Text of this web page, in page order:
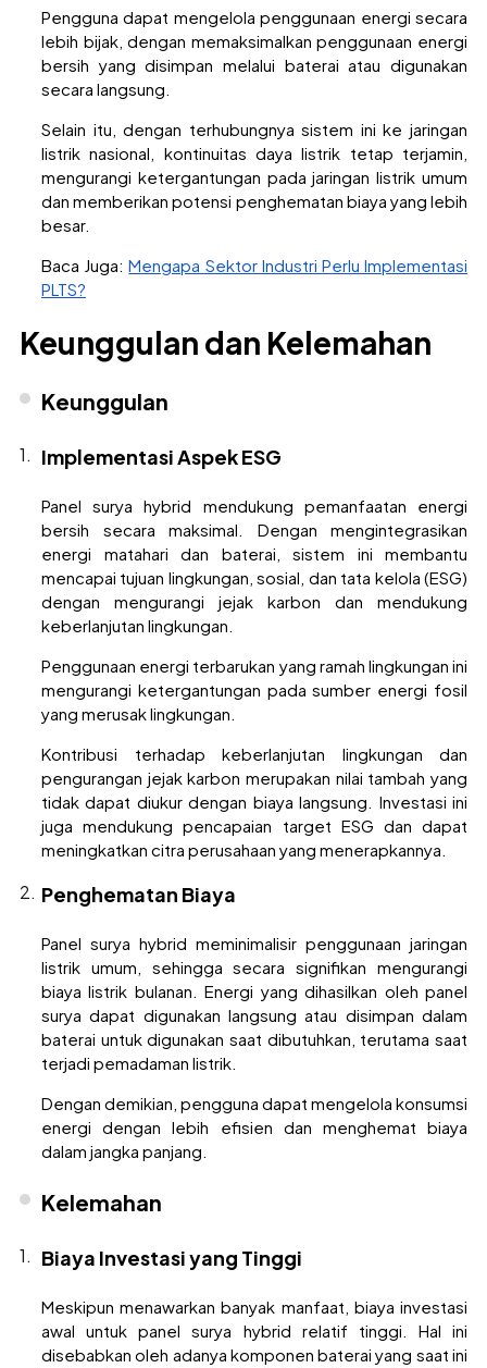
Pengguna dapat mengelola penggunaan energi secara
lebih bijak, dengan memaksimalkan penggunaan energi
bersih yang disimpan melalui baterai atau digunakan
secara langsung.
Selain itu, dengan terhubungnya sistem ini ke jaringan
listrik nasional, kontinuitas daya listrik tetap terjamin,
mengurangi ketergantungan pada jaringan listrik umum
dan memberikan potensi penghematan biaya yang lebih
besar.
Baca Juga:Mengapa Sektor Industri Perlu Implementasi
PLTS?
Keunggulan dan Kelemahan
Keunggulan
Implementasi Aspek ESG
Panel surya hybrid mendukung pemanfaatan energi
bersih secara maksimal. Dengan mengintegrasikan
energi matahari dan baterai, sistem ini membantu
mencapai tujuan lingkungan, sosial, dan tata kelola (ESG)
dengan mengurangi jejak karbon dan mendukung
keberlanjutan lingkungan.
Penggunaan energi terbarukan yang ramah lingkungan ini
mengurangi ketergantungan pada sumber energi fosil
yang merusak lingkungan.
Kontribusi terhadap keberlanjutan lingkungan dan
pengurangan jejak karbon merupakan nilai tambah yang
tidak dapat diukur dengan biaya langsung. Investasi ini
juga mendukung pencapaian target ESG dan dapat
meningkatkan citra perusahaan yang menerapkannya.
Penghematan Biaya
Panel surya hybrid meminimalisir penggunaan jaringan
listrik umum, sehingga secara signifikan mengurangi
biaya listrik bulanan. Energi yang dihasilkan oleh panel
surya dapat digunakan langsung atau disimpan dalam
baterai untuk digunakan saat dibutuhkan, terutama saat
terjadi pemadaman listrik.
Dengan demikian, pengguna dapat mengelola konsumsi
energi dengan lebih efisien dan menghemat biaya
dalam jangka panjang.
Kelemahan
Biaya Investasi yang Tinggi
Meskipun menawarkan banyak manfaat, biaya investasi
awal untuk panel surya hybrid relatif tinggi. Hal ini
disebabkan oleh adanya komponen baterai yang saat ini